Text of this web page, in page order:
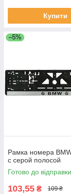
Купити
–5%
Рамка номера
с серой полосой
Готово до відправки
103,55 ₴ 109 ₴